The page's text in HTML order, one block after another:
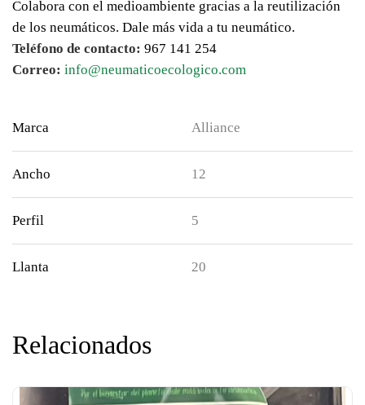
Colabora con el medioambiente gracias a la reutilización
de los neumáticos. Dale más vida a tu neumático.
Teléfono de contacto: 967 141 254
Correo: info@neumaticoecologico.com
Marca Alliance
Ancho 12
Perfil 5
Llanta 20
Relacionados